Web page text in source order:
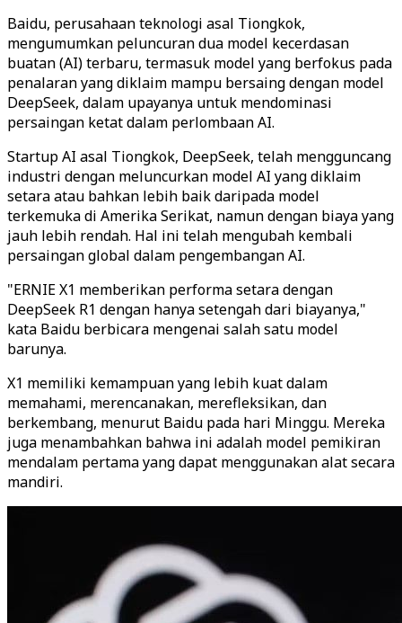
Baidu, perusahaan teknologi asal Tiongkok,
mengumumkan peluncuran dua model kecerdasan
buatan (AI) terbaru, termasuk model yang berfokus pada
penalaran yang diklaim mampu bersaing dengan model
DeepSeek, dalam upayanya untuk mendominasi
persaingan ketat dalam perlombaan AI.
Startup AI asal Tiongkok, DeepSeek, telah mengguncang
industri dengan meluncurkan model AI yang diklaim
setara atau bahkan lebih baik daripada model
terkemuka di Amerika Serikat, namun dengan biaya yang
jauh lebih rendah. Hal ini telah mengubah kembali
persaingan global dalam pengembangan AI.
"ERNIE X1 memberikan performa setara dengan
DeepSeek R1 dengan hanya setengah dari biayanya,"
kata Baidu berbicara mengenai salah satu model
barunya.
X1 memiliki kemampuan yang lebih kuat dalam
memahami, merencanakan, merefleksikan, dan
berkembang, menurut Baidu pada hari Minggu. Mereka
juga menambahkan bahwa ini adalah model pemikiran
mendalam pertama yang dapat menggunakan alat secara
mandiri.